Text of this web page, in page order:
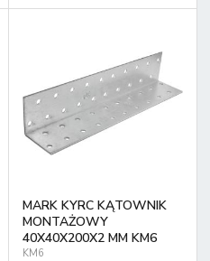
MARK KYRC KĄTOWNIK
MONTAŻOWY
40X40X200X2 MM KM6
KM6